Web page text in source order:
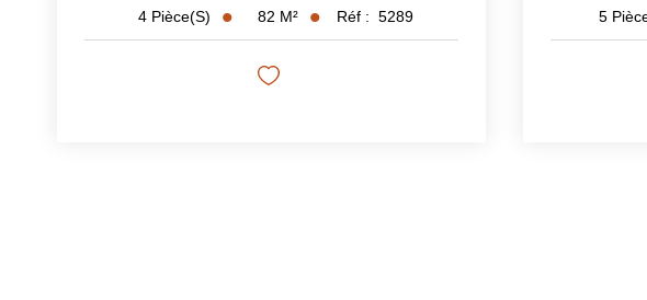
4 Pièce(s) 82 M² Réf : 5289 5